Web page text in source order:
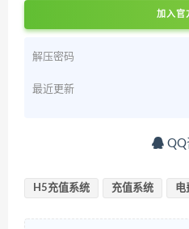
加入官
解压密码
最近更新
QQ
H5充值系统 充值系统 电